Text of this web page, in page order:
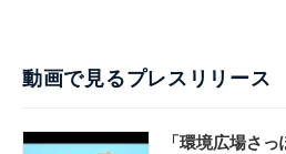
動画で見るプレスリリース
「環境広場さ